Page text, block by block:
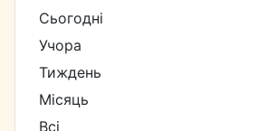
Сьогодні
Учора
Тиждень
Місяць
Всі